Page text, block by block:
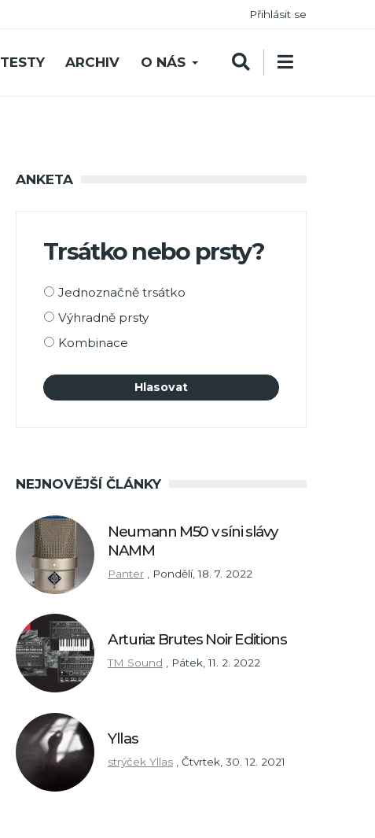
Přihlásit se
TESTY ARCHIV O NÁS
ANKETA
Trsátko nebo prsty?
Možnosti
Jednoznačně trsátko
Výhradně prsty
Kombinace
NEJNOVĚJŠÍ ČLÁNKY
Neumann M50 v síni slávy
NAMM
Panter Pondělí, 18. 7. 2022
Arturia: Brutes Noir Editions
TM Sound Pátek, 11. 2. 2022
Yllas
strýček Yllas Čtvrtek, 30. 12. 2021